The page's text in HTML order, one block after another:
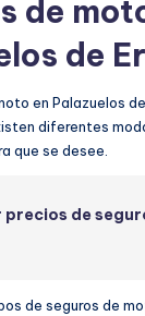
de
de
en Palazuelos
diferentes
que se desee.
precios de
de seguros de